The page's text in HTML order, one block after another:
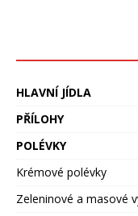
HLAVNÍ JÍDLA
PŘÍLOHY
POLÉVKY
Krémové polévky
Zeleninové a masové